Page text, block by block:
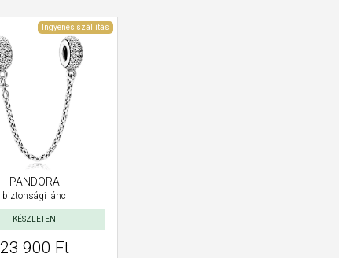
Ingyenes szállítás
PANDORA
biztonsági lánc
KÉSZLETEN
23 900 Ft